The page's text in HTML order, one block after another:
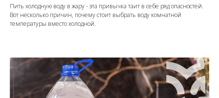
Пить холодную воду в жару - эта привычка таит в себе ряд опасностей.
Вот несколько причин, почему стоит выбрать воду комнатной
температуры вместо холодной.